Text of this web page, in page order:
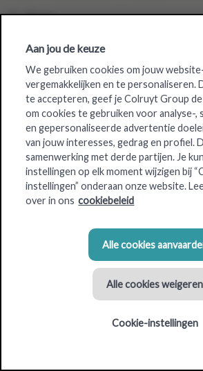
CRU
CRU is een overdekte marktvoor
voor voeding. Voor hen die op zoek zijn
van het eenvoudige product. De
gewone dingen buitengewoon goed doen
authenticiteit op een hedendaagse
Criteria voor de winkellocatie
Gebouwoppervlakte: 800 m² -
Aan jou de keuze
We gebruiken cookies om jouw
vergemakkelijken en te personaliseren.
te accepteren, geef je Colruyt Group
om cookies te gebruiken voor analyse-,
en gepersonaliseerde advertentie
van jouw interesses, gedrag en profiel.
samenwerking met derde partijen. Je
instellingen op elk moment wijzigen bij
instellingen” onderaan onze website.
over in ons cookiebeleid
Alle cookies
Alle cookies weigeren
Cookie-instellingen